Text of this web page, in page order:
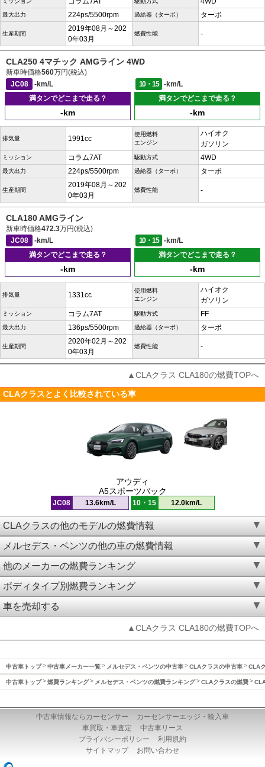
最大出力 224ps/5500rpm 過給器（ターボ） ターボ
生産期間
2019年08月～202
0年03月
燃費性能 -
CLA250 4マチック AMGライン 4WD
新車時価格560万円(税込)
JC08
-km/L 10・15
-km/L
満タンでどこまで走る？
-km
満タンでどこまで走る？
-km
排気量 1991cc
使用燃料
エンジン
ハイオク
ガソリン
ミッション コラム7AT 駆動方式 4WD
最大出力 224ps/5500rpm 過給器（ターボ） ターボ
生産期間
2019年08月～202
0年03月
燃費性能 -
CLA180 AMGライン
新車時価格472.3万円(税込)
JC08
-km/L 10・15
-km/L
満タンでどこまで走る？
-km
満タンでどこまで走る？
-km
排気量 1331cc
使用燃料
エンジン
ハイオク
ガソリン
ミッション コラム7AT 駆動方式 FF
最大出力 136ps/5500rpm 過給器（ターボ） ターボ
生産期間
2020年02月～202
0年03月
燃費性能 -
▲CLAクラス CLA180の燃費TOPへ
CLAクラスとよく比較されている車
アウディ
A5スポーツバック
JC08 13.6km/L 10・15 12.0km/L
CLAクラスの他のモデルの燃費情報
メルセデス・ベンツの他の車の燃費情報
他のメーカーの燃費ランキング
ボディタイプ別燃費ランキング
車を売却する
▲CLAクラス CLA180の燃費TOPへ
中古車トップ 中古車メーカー一覧 メルセデス・ベンツの中古車 CLAクラスの中古車 CLA
中古車トップ 燃費ランキング メルセデス・ベンツの燃費ランキング CLAクラスの燃費
中古車情報ならカーセンサー
カーセンサーエッジ・輸入車
車買取・車査定
中古車リース
プライバシーポリシー
利用規約
サイトマップ
お問い合わせ